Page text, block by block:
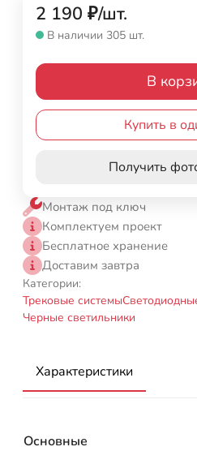
2 190 ₽/шт.
В наличии 305 шт.
В
Купить в
Получить
Монтаж под ключ
Комплектуем проект
Бесплатное хранение
Доставим завтра
Категории:
Трековые системы
Черные светильники
Характеристики
Основные